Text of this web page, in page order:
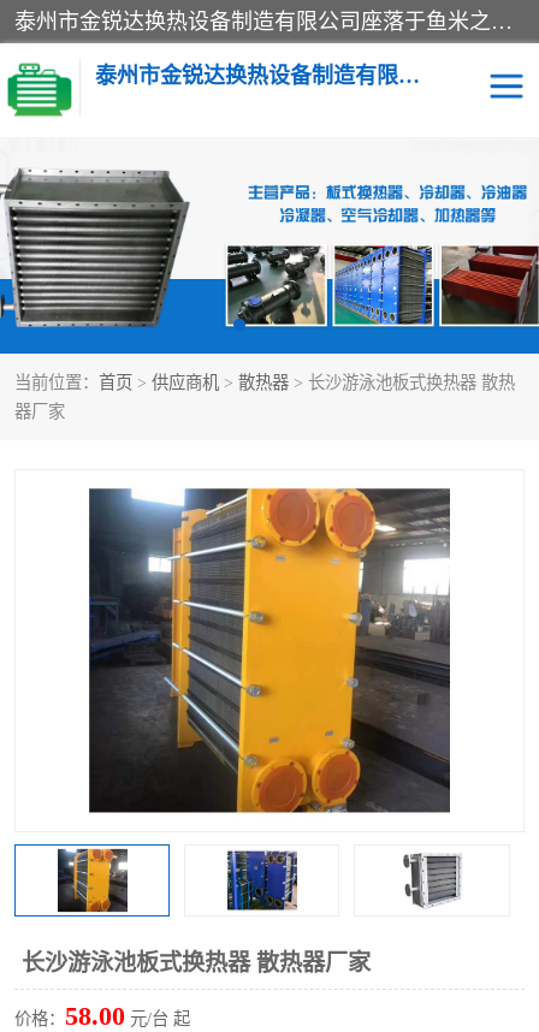
泰州市金锐达换热设备制造有限公司座落于鱼米之乡、祥泰之州一江苏泰州。是一家多年从事换热设备研究、设计、制造、销售、服务于一体的生产企业。
泰州市金锐达换热设备制造有限公司
当前位置： 首页 > 供应商机 > 散热器 > 长沙游泳池板式换热器 散热
器厂家
长沙游泳池板式换热器 散热器厂家
价格： 58.00 元/台 起
冷却器 换热器
散热器 预热器
热交换器